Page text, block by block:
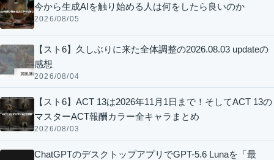
今から生成AIを触り始める人は何をしたら良いのか
2026/08/05
【スト6】久しぶりに来た全体調整の2026.08.03 updateの
感想
2026/08/04
【スト6】ACT 13は2026年11月1日まで！そしてACT 13の
マスターACT報酬カラー全キャラまとめ
2026/08/03
ChatGPTのデスクトップアプリでGPT-5.6 Lunaを「最